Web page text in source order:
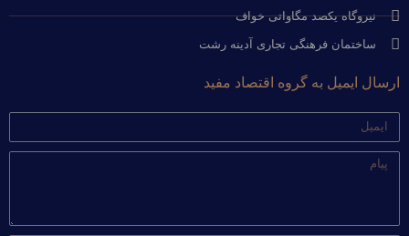
نیروگاه یکصد مگاواتی خواف
ساختمان فرهنگی تجاری آدینه رشت
ارسال ایمیل به گروه اقتصاد مفید
ایمیل